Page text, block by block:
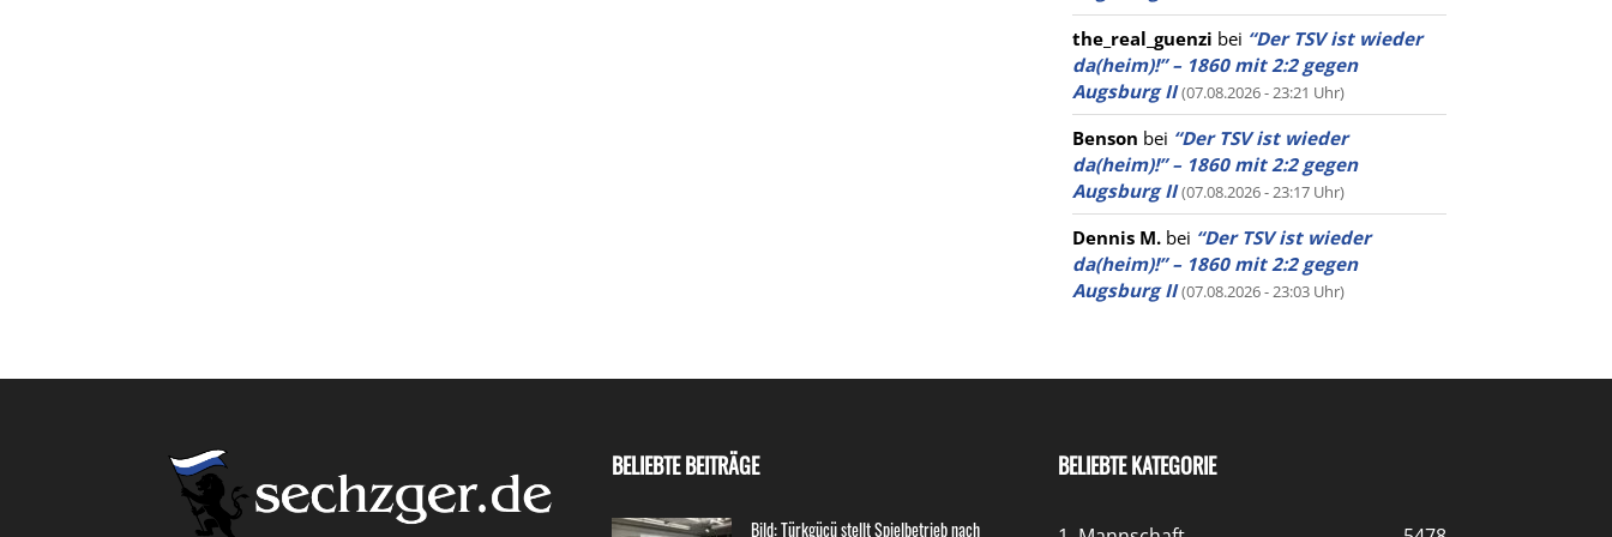
the_real_guenzi bei “Der TSV ist wieder
da(heim)!” – 1860 mit 2:2 gegen
Augsburg II (07.08.2026 - 23:21 Uhr)
Benson bei “Der TSV ist wieder
da(heim)!” – 1860 mit 2:2 gegen
Augsburg II (07.08.2026 - 23:17 Uhr)
Dennis M. bei “Der TSV ist wieder
da(heim)!” – 1860 mit 2:2 gegen
Augsburg II (07.08.2026 - 23:03 Uhr)
BELIEBTE BEITRÄGE
Bild: Türkgücü stellt Spielbetrieb nach
BELIEBTE KATEGORIE